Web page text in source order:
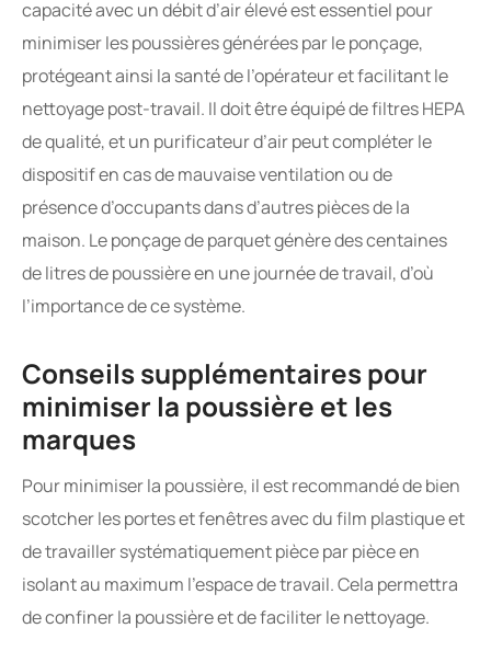
capacité avec un débit d’air élevé est essentiel pour
minimiser les poussières générées par le ponçage,
protégeant ainsi la santé de l’opérateur et facilitant le
nettoyage post-travail. Il doit être équipé de filtres HEPA
de qualité, et un purificateur d’air peut compléter le
dispositif en cas de mauvaise ventilation ou de
présence d’occupants dans d’autres pièces de la
maison. Le ponçage de parquet génère des centaines
de litres de poussière en une journée de travail, d’où
l’importance de ce système.
Conseils supplémentaires pour
minimiser la poussière et les
marques
Pour minimiser la poussière, il est recommandé de bien
scotcher les portes et fenêtres avec du film plastique et
de travailler systématiquement pièce par pièce en
isolant au maximum l’espace de travail. Cela permettra
de confiner la poussière et de faciliter le nettoyage.